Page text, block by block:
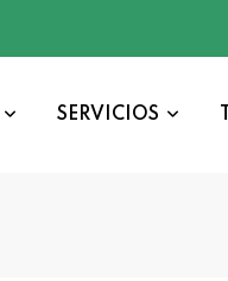
SERVICIOS